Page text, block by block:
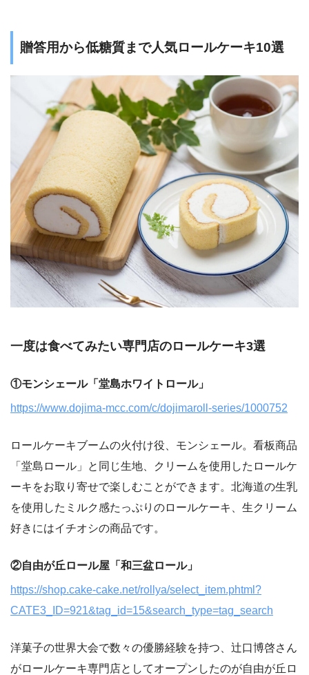
贈答用から低糖質まで人気ロールケーキ10選
一度は食べてみたい専門店のロールケーキ3選
①モンシェール「堂島ホワイトロール」
https://www.dojima-mcc.com/c/dojimaroll-series/1000752
ロールケーキブームの火付け役、モンシェール。看板商品
「堂島ロール」と同じ生地、クリームを使用したロールケ
ーキをお取り寄せで楽しむことができます。北海道の生乳
を使用したミルク感たっぷりのロールケーキ、生クリーム
好きにはイチオシの商品です。
②自由が丘ロール屋「和三盆ロール」
https://shop.cake-cake.net/rollya/select_item.phtml?
CATE3_ID=921&tag_id=15&search_type=tag_search
洋菓子の世界大会で数々の優勝経験を持つ、辻口博啓さん
がロールケーキ専門店としてオープンしたのが自由が丘ロ